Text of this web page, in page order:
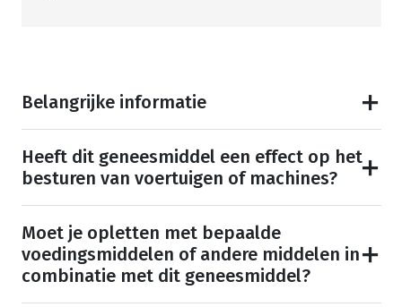
Belangrijke informatie
Heeft dit geneesmiddel een effect op het
besturen van voertuigen of machines?
Moet je opletten met bepaalde
voedingsmiddelen of andere middelen in
combinatie met dit geneesmiddel?